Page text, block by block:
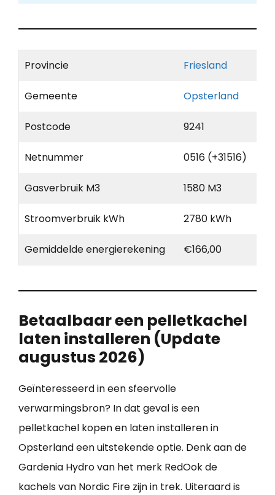
Provincie Friesland
Gemeente Opsterland
Postcode 9241
Netnummer 0516 (+31516)
Gasverbruik M3 1580 M3
Stroomverbruik kWh 2780 kWh
Gemiddelde energierekening €166,00
Betaalbaar een pelletkachel
laten installeren (Update
augustus 2026)
Geïnteresseerd in een sfeervolle
verwarmingsbron? In dat geval is een
pelletkachel kopen en laten installeren in
Opsterland een uitstekende optie. Denk aan de
Gardenia Hydro van het merk RedOok de
kachels van Nordic Fire zijn in trek. Uiteraard is